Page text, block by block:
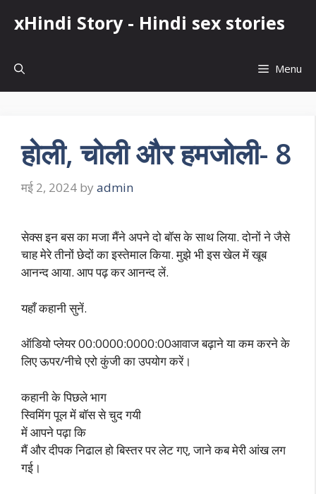
xHindi Story - Hindi sex stories
Menu
होली, चोली और हमजोली- 8
मई 2, 2024 by admin
सेक्स इन बस का मजा मैंने अपने दो बॉस के साथ लिया. दोनों ने जैसे
चाह मेरे तीनों छेदों का इस्तेमाल किया. मुझे भी इस खेल में खूब
आनन्द आया. आप पढ़ कर आनन्द लें.
यहाँ कहानी सुनें.
ऑडियो प्लेयर 00:0000:0000:00आवाज बढ़ाने या कम करने के
लिए ऊपर/नीचे एरो कुंजी का उपयोग करें।
कहानी के पिछले भाग
स्विमिंग पूल में बॉस से चुद गयी
में आपने पढ़ा कि
मैं और दीपक निढाल हो बिस्तर पर लेट गए, जाने कब मेरी आंख लग
गई।